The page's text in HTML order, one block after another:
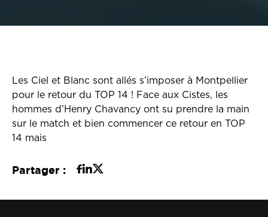
Les Ciel et Blanc sont allés s’imposer à Montpellier
pour le retour du TOP 14 ! Face aux Cistes, les
hommes d’Henry Chavancy ont su prendre la main
sur le match et bien commencer ce retour en TOP
14 mais
Partager :